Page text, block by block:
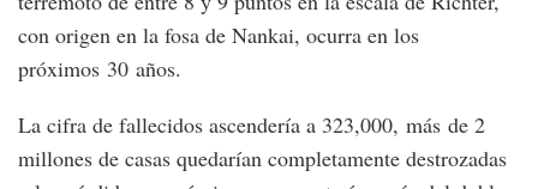
con origen en la fosa de Nankai, ocurra en los
próximos 30 años.
La cifra de fallecidos ascendería a 323,000, más de 2
millones de casas quedarían completamente destrozadas